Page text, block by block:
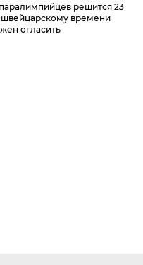
решится 23
швейцарскому времени
огласить